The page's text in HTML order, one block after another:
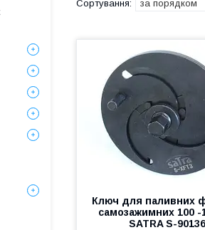
Ключ для паливних
самозажимних 100 -
SATRA S-90136